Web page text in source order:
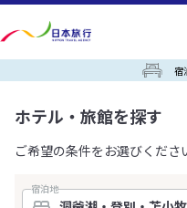
宿
ホテル・旅館を探す
ご希望の条件をお選びくださ
宿泊地